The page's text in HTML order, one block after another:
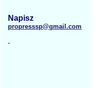
Napisz
propresssp@gmail.com